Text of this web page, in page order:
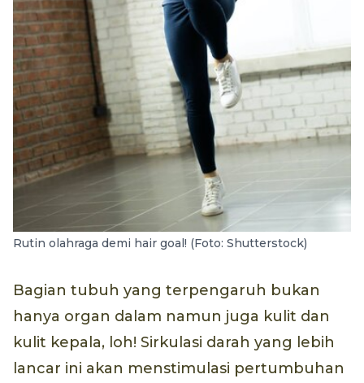
Rutin olahraga demi hair goal! (Foto: Shutterstock)
Bagian tubuh yang terpengaruh bukan
hanya organ dalam namun juga kulit dan
kulit kepala, loh! Sirkulasi darah yang lebih
lancar ini akan menstimulasi pertumbuhan